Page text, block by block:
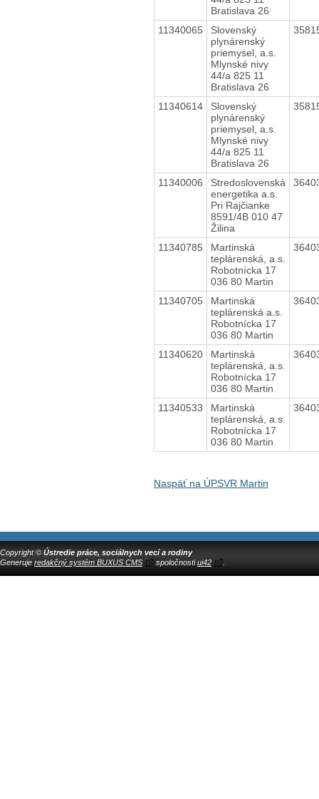
Bratislava 26
11340065
Slovenský
plynárenský
priemysel, a.s.
Mlynské nivy
44/a 825 11
Bratislava 26
11340614
Slovenský
plynárenský
priemysel, a.s.
Mlynské nivy
44/a 825 11
Bratislava 26
11340006
Stredoslovenská
energetika a.s.
Pri Rajčianke
8591/4B 010 47
Žilina
11340785
Martinská
teplárenská, a.s.
Robotnícka 17
036 80 Martin
11340705
Martinská
teplárenská a.s.
Robotnícka 17
036 80 Martin
11340620
Martinská
teplárenská, a.s.
Robotnícka 17
036 80 Martin
11340533
Martinská
teplárenská, a.s.
Robotnícka 17
036 80 Martin
Naspäť na ÚPSVR Martin
Copyright © Ústredie práce, sociálnych vecí a rodiny
Generuje redakčný systém BUXUS CMS spoločnostiui42